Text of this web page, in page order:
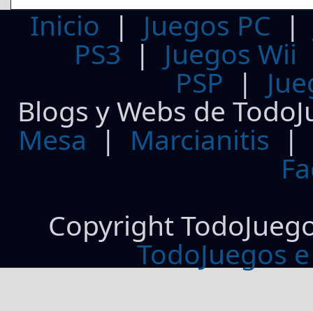
Inicio | Juegos PC
PS3| Juegos Wii
PSP |
Blogs y Webs de
Mesa | Marcianitis |
Copyright
TodoJuegos